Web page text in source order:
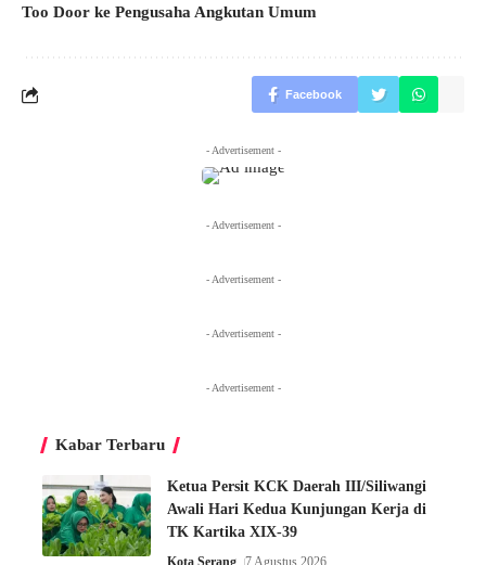
Too Door ke Pengusaha Angkutan Umum
Facebook
- Advertisement -
- Advertisement -
- Advertisement -
- Advertisement -
- Advertisement -
Kabar Terbaru
Ketua Persit KCK Daerah III/Siliwangi
Awali Hari Kedua Kunjungan Kerja di
TK Kartika XIX-39